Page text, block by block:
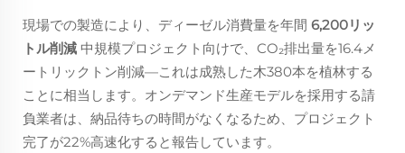
現場での製造により、ディーゼル消費量を年間 6,200リッ
トル削減 中規模プロジェクト向けで、CO₂排出量を16.4メ
ートリックトン削減—これは成熟した木380本を植林する
ことに相当します。オンデマンド生産モデルを採用する請
負業者は、納品待ちの時間がなくなるため、プロジェクト
完了が22%高速化すると報告しています。